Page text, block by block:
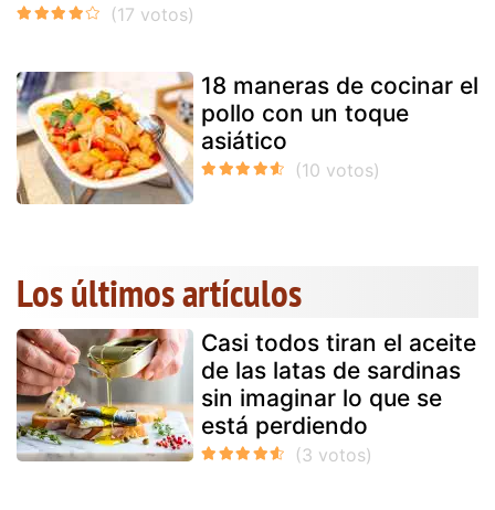
18 maneras de cocinar el
pollo con un toque
asiático
Los últimos artículos
Casi todos tiran el aceite
de las latas de sardinas
sin imaginar lo que se
está perdiendo